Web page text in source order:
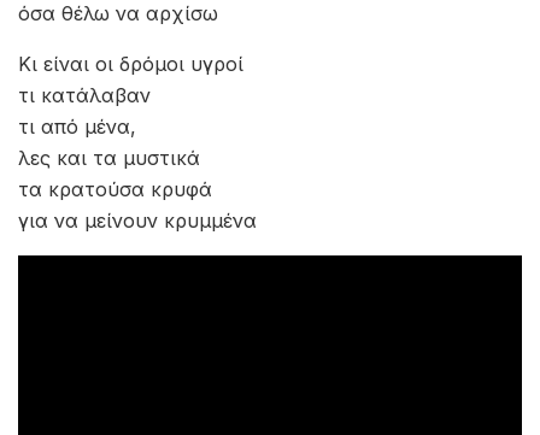
όσα θέλω να αρχίσω
Κι είναι οι δρόμοι υγροί
τι κατάλαβαν
τι από μένα,
λες και τα μυστικά
τα κρατούσα κρυφά
για να μείνουν κρυμμένα